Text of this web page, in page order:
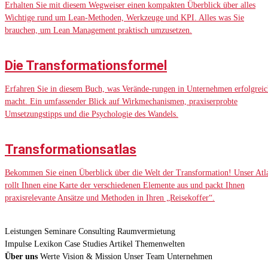
Erhalten Sie mit diesem Wegweiser einen kompakten Überblick über alles
Wichtige rund um Lean-Methoden, Werkzeuge und KPI. Alles was Sie
brauchen, um Lean Management praktisch umzusetzen.
Die Transformationsformel
Erfahren Sie in diesem Buch, was Verände-rungen in Unternehmen
macht. Ein umfassender Blick auf Wirkmechanismen, praxiserprobte
Umsetzungstipps und die Psychologie des Wandels.
Transformationsatlas
Bekommen Sie einen Überblick über die Welt der Transformation! Unser
rollt Ihnen eine Karte der verschiedenen Elemente aus und packt Ihnen
praxisrelevante Ansätze und Methoden in Ihren „Reisekoffer“.
Leistungen Seminare Consulting Raumvermietung
Impulse Lexikon Case Studies Artikel Themenwelten
Über uns Werte Vision & Mission Unser Team Unternehmen